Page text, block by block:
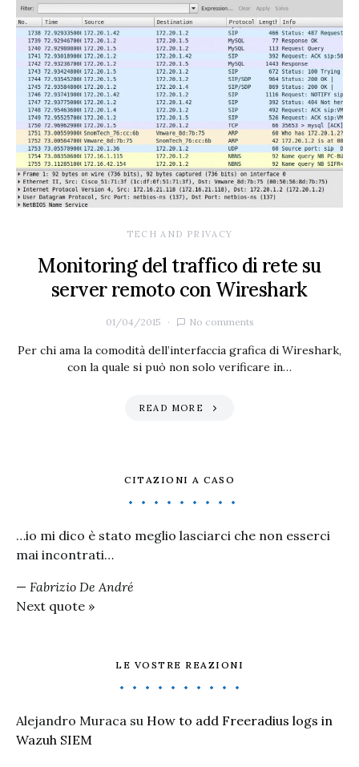
TECH AND PRIVACY
Monitoring del traffico di rete su
server remoto con Wireshark
01/04/2015 No comments
Per chi ama la comodità dell’interfaccia grafica di Wireshark,
con la quale si può non solo verificare in…
READ MORE
CITAZIONI A CASO
…io mi dico è stato meglio lasciarci che non esserci
mai incontrati…
— Fabrizio De André
Next quote »
LE VOSTRE REAZIONI
Alejandro Muraca su How to add Freeradius logs in
Wazuh SIEM